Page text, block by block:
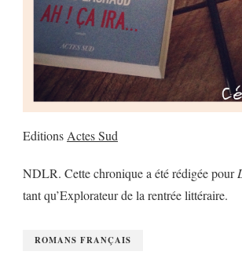
Editions Actes Sud
NDLR. Cette chronique a été rédigée pour
tant qu’Explorateur de la rentrée littéraire.
ROMANS FRANÇAIS